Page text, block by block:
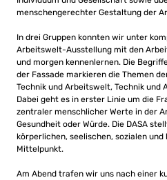
menschengerechter Gestaltung der
In drei Gruppen konnten wir unter
Arbeitswelt-Ausstellung mit den
und morgen kennenlernen. Die
der Fassade markieren die Themen
Technik und Arbeitswelt, Technik und
Dabei geht es in erster Linie um die
zentraler menschlicher Werte in der
Gesundheit oder Würde. Die DASA
körperlichen, seelischen, sozialen
Mittelpunkt.
Am Abend trafen wir uns nach einer